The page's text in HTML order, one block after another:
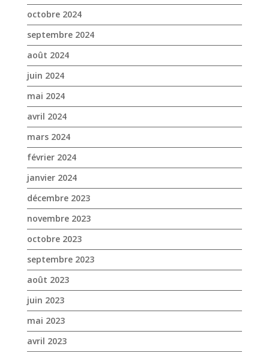
octobre 2024
septembre 2024
août 2024
juin 2024
mai 2024
avril 2024
mars 2024
février 2024
janvier 2024
décembre 2023
novembre 2023
octobre 2023
septembre 2023
août 2023
juin 2023
mai 2023
avril 2023